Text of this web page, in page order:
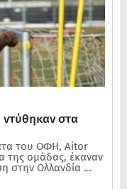
ντύθηκαν στα
του ΟΦΗ, Aitor
της ομάδας, έκαναν
στην Ολλανδία ...